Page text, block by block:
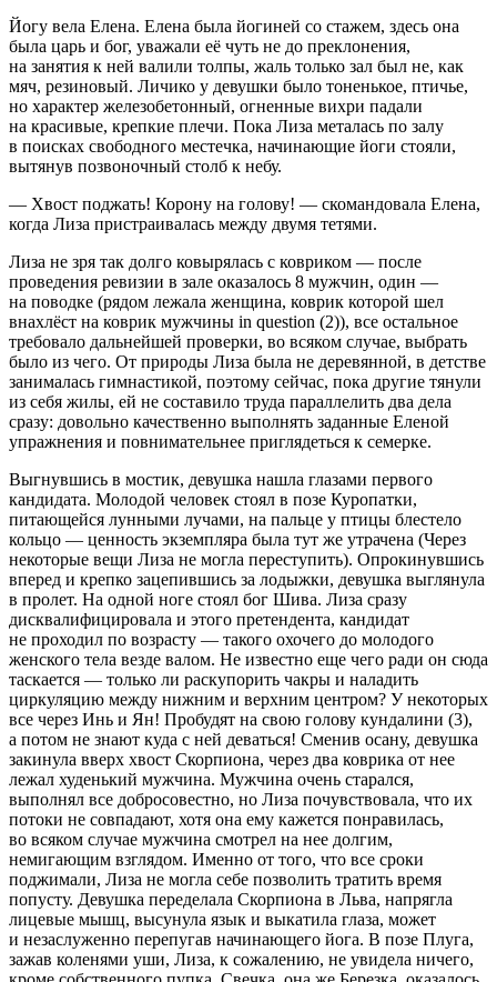
Йогу вела Елена. Елена была йогиней со стажем, здесь она
была царь и бог, уважали её чуть не до преклонения,
на занятия к ней валили толпы, жаль только зал был не, как
мяч, резиновый. Личико у девушки было тоненькое, птичье,
но характер железобетонный, огненные вихри падали
на красивые, крепкие плечи. Пока Лиза металась по залу
в поисках свободного местечка, начинающие йоги стояли,
вытянув позвоночный столб к небу.
— Хвост поджать! Корону на голову! — скомандовала Елена,
когда Лиза пристраивалась между двумя тетями.
Лиза не зря так долго ковырялась с ковриком — после
проведения ревизии в зале оказалось 8 мужчин, один —
на поводке (рядом лежала женщина, коврик которой шел
внахлёст на коврик мужчины in question (2)), все остальное
требовало дальнейшей проверки, во всяком случае, выбрать
было из чего. От природы Лиза была не деревянной, в детстве
занималась гимнастикой, поэтому сейчас, пока другие тянули
из себя жилы, ей не составило труда параллелить два дела
сразу: довольно качественно выполнять заданные Еленой
упражнения и повнимательнее приглядеться к семерке.
Выгнувшись в мостик, девушка нашла глазами первого
кандидата. Молодой человек стоял в позе Куропатки,
питающейся лунными лучами, на пальце у птицы блестело
кольцо — ценность экземпляра была тут же утрачена (Через
некоторые вещи Лиза не могла переступить). Опрокинувшись
вперед и крепко зацепившись за лодыжки, девушка выглянула
в пролет. На одной ноге стоял бог Шива. Лиза сразу
дисквалифицировала и этого претендента, кандидат
не проходил по возрасту — такого охочего до молодого
женского тела везде валом. Не известно еще чего ради он сюда
таскается — только ли раскупорить чакры и наладить
циркуляцию между нижним и верхним центром? У некоторых
все через Инь и Ян! Пробудят на свою голову кундалини (3),
а потом не знают куда с ней деваться! Сменив осану, девушка
закинула вверх хвост Скорпиона, через два коврика от нее
лежал худенький мужчина. Мужчина очень старался,
выполнял все добросовестно, но Лиза почувствовала, что их
потоки не совпадают, хотя она ему кажется понравилась,
во всяком случае мужчина смотрел на нее долгим,
немигающим взглядом. Именно от того, что все сроки
поджимали, Лиза не могла себе позволить тратить время
попусту. Девушка переделала Скорпиона в Льва, напрягла
лицевые мышц, высунула язык и выкатила глаза, может
и незаслуженно перепугав начинающего йога. В позе Плуга,
зажав коленями уши, Лиза, к сожалению, не увидела ничего,